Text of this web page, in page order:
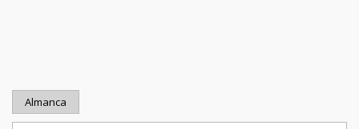
Almanca